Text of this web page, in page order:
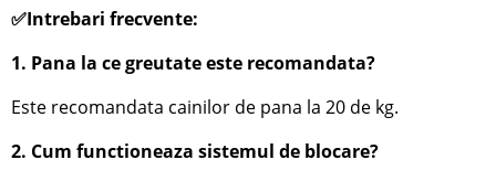
✅Intrebari frecvente:
1. Pana la ce greutate este recomandata?
Este recomandata cainilor de pana la 20 de kg.
2. Cum functioneaza sistemul de blocare?